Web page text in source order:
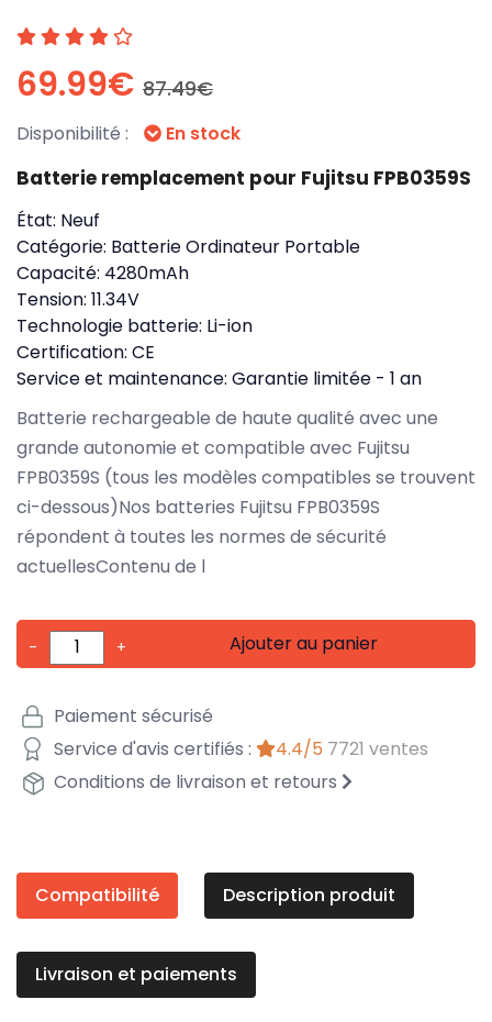
69.99€ 87.49€
Disponibilité : En stock
Batterie remplacement pour Fujitsu FPB0359S
État: Neuf
Catégorie: Batterie Ordinateur Portable
Capacité: 4280mAh
Tension: 11.34V
Technologie batterie: Li-ion
Certification: CE
Service et maintenance: Garantie limitée - 1 an
Batterie rechargeable de haute qualité avec une
grande autonomie et compatible avec Fujitsu
FPB0359S (tous les modèles compatibles se trouvent
ci-dessous)Nos batteries Fujitsu FPB0359S
répondent à toutes les normes de sécurité
actuellesContenu de l
- + Ajouter au panier
Paiement sécurisé
Service d'avis certifiés :
4.4/5 7721 ventes
Conditions de livraison et retours
Compatibilité Description produit
Livraison et paiements